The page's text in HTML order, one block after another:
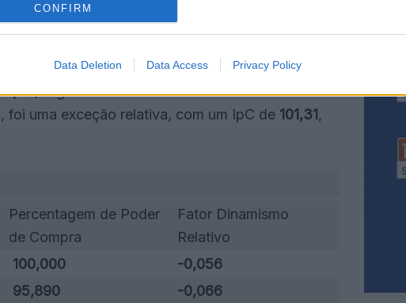
CONFIRM
Data Deletion Data Access Privacy Policy
mais baixo entre as sub-regiões alentejanas, e
) registaram os valores mais reduzidos de
foi uma exceção relativa, com um IpC de 101,31 ,
Percentagem de Poder
de Compra
Fator Dinamismo
Relativo
100,000
-0,056
95,890
-0,066